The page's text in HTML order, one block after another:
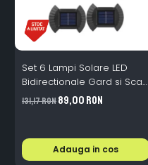
Set 6 Lampi Solare LED
Bidirectionale Gard si Scari
- 200mAh, IP65, Alb Cald,
Senzor Automat
131,17 RON89,00 RON
Adauga in cos